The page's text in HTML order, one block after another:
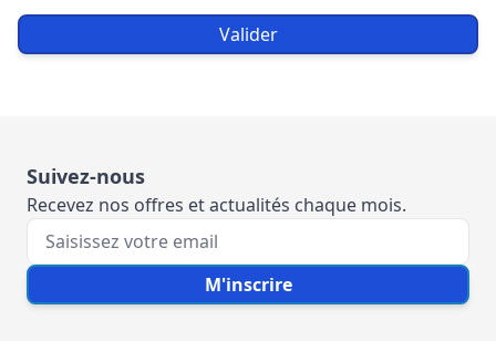
Valider
Suivez-nous
Recevez nos offres et actualités chaque mois.
Votre e-mail M'inscrire